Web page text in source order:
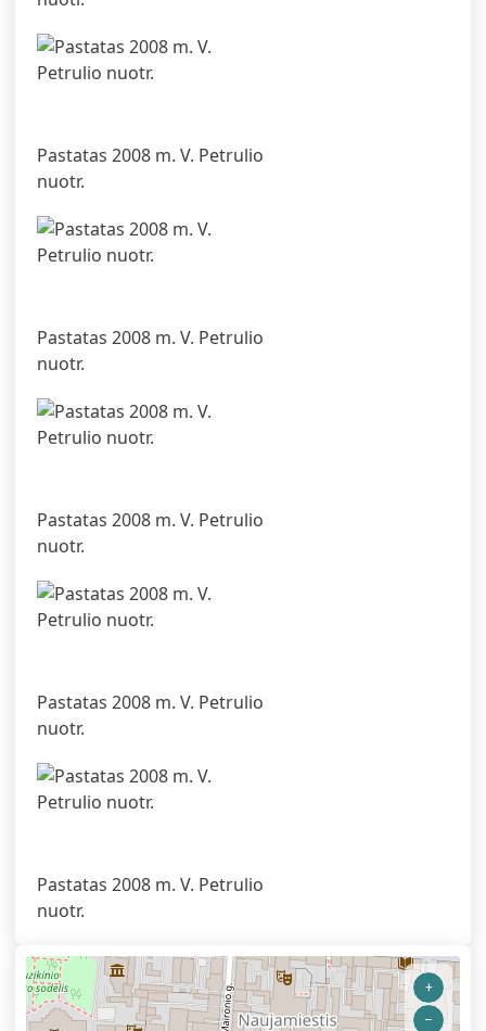
Pastatas 2008 m. V. Petrulio
nuotr.
Pastatas 2008 m. V. Petrulio
nuotr.
Pastatas 2008 m. V. Petrulio
nuotr.
Pastatas 2008 m. V. Petrulio
nuotr.
Pastatas 2008 m. V. Petrulio
nuotr.
+
–